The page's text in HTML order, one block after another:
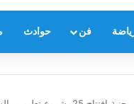
فن حوادث